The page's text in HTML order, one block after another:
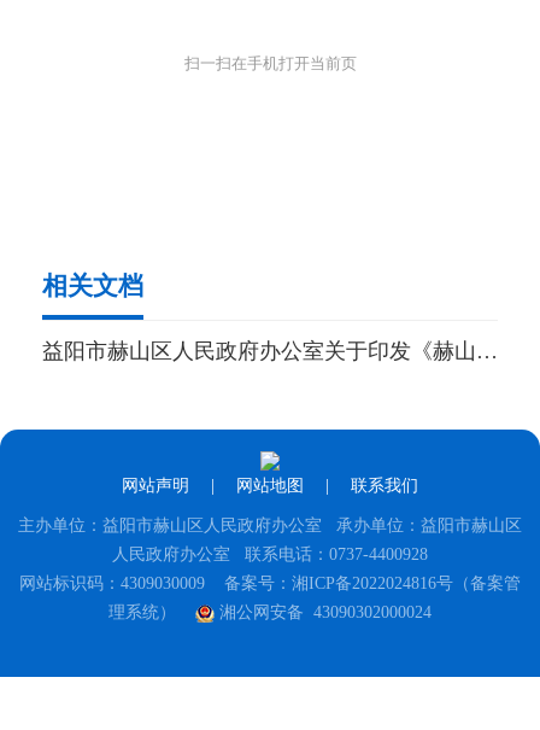
扫一扫在手机打开当前页
相关文档
益阳市赫山区人民政府办公室关于印发《赫山区政府投资项目评估评审实施细则（试行）》的通知
网站声明 网站地图 联系我们
主办单位：益阳市赫山区人民政府办公室 承办单位：益阳市赫山区
人民政府办公室 联系电话：0737-4400928
网站标识码：4309030009 备案号：湘ICP备2022024816号（备案管
理系统）
湘公网安备 43090302000024